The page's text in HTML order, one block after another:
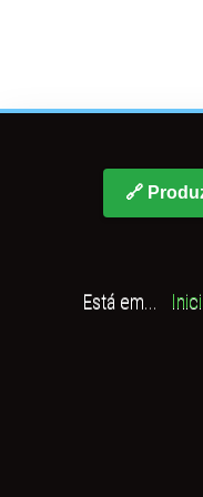
🔗
Está em...